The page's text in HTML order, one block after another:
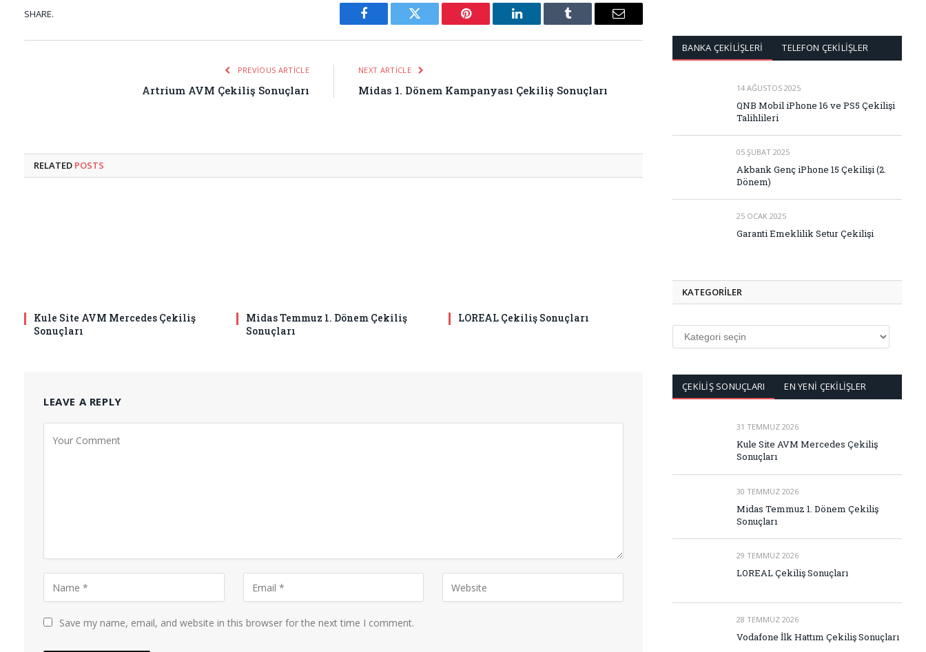
SHARE.
Facebook Twitter Pinterest LinkedIn Tumblr Email
PREVIOUS ARTICLE
Artrium AVM Çekiliş Sonuçları
NEXT ARTICLE
Midas 1. Dönem Kampanyası Çekiliş Sonuçları
RELATED POSTS
Kule Site AVM Mercedes Çekiliş
Sonuçları
Midas Temmuz 1. Dönem Çekiliş
Sonuçları
LOREAL Çekiliş Sonuçları
LEAVE A REPLY
Save my name, email, and website in this browser for the next time I comment.
BANKA ÇEKİLİŞLERİ TELEFON ÇEKİLİŞLER
14 AĞUSTOS 2025
QNB Mobil iPhone 16 ve PS5 Çekilişi
Talihlileri
05 ŞUBAT 2025
Akbank Genç iPhone 15 Çekilişi (2.
Dönem)
25 OCAK 2025
Garanti Emeklilik Setur Çekilişi
KATEGORİLER
KATEGORİLER
ÇEKİLİŞ SONUÇLARI EN YENİ ÇEKİLİŞLER
31 TEMMUZ 2026
Kule Site AVM Mercedes Çekiliş
Sonuçları
30 TEMMUZ 2026
Midas Temmuz 1. Dönem Çekiliş
Sonuçları
29 TEMMUZ 2026
LOREAL Çekiliş Sonuçları
28 TEMMUZ 2026
Vodafone İlk Hattım Çekiliş Sonuçları